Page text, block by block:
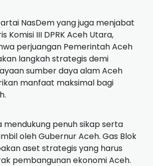
NasDem yang juga menjabat
Komisi III DPRK Aceh Utara,
perjuangan Pemerintah Aceh
langkah strategis demi
sumber daya alam Aceh
manfaat maksimal bagi
mendukung penuh sikap serta
oleh Gubernur Aceh. Gas Blok
aset strategis yang harus
pembangunan ekonomi Aceh.